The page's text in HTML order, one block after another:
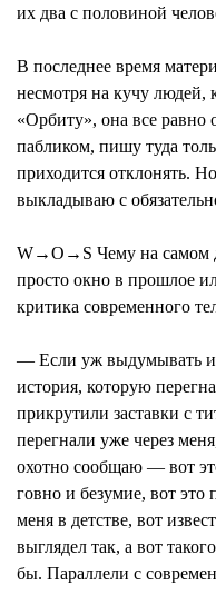
их два с половиной
В последнее время
несмотря на кучу людей,
«Орбиту», она все равно
пабликом, пишу туда
приходится отклонять.
выкладываю с
W→O→S Чему на самом
просто окно в прошлое
критика современного
— Если уж выдумывать
история, которую
прикрутили заставки с
перегнали уже через
охотно сообщаю — вот
говно и безумие, вот это
меня в детстве, вот
выглядел так, а вот
бы. Параллели с